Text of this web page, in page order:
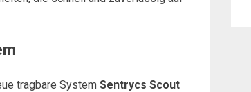
tragbare System Sentrycs Scout